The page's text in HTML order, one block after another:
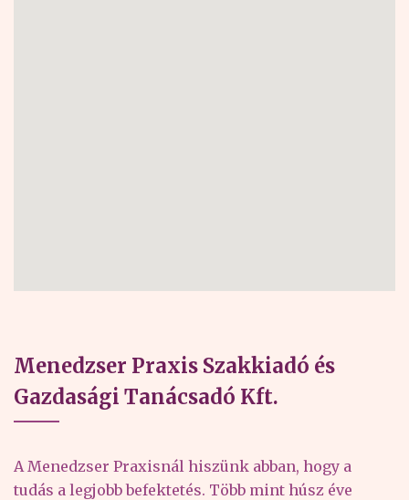
Menedzser Praxis Szakkiadó és
Gazdasági Tanácsadó Kft.
A Menedzser Praxisnál hiszünk abban, hogy a
tudás a legjobb befektetés. Több mint húsz éve